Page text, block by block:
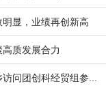
显，业绩再创新高
质发展合力
问团创科经贸组参...